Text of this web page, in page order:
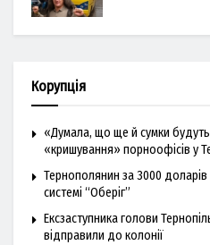
Корупція
«Думала, що ще й сумки
«кришування» порноофісів у
Тернополянин за 3000 доларів
системі “Оберіг”
Ексзаступника голови
відправили до колонії